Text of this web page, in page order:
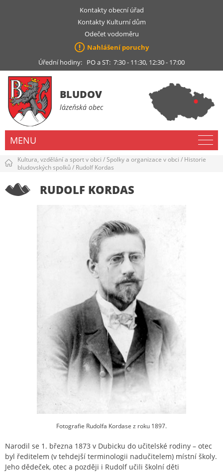
Kontakty obecní úřad
Kontakty Kulturní dům
Odečet vodoměru
Nahlášení poruchy
Úřední hodiny: PO a ST: 7:30 - 11:30, 12:30 - 17:00
BLUDOV
lázeňská obec
MENU
Kultura, vzdělání a sport v obci /Spolky a organizace v obci / Historie
bludovských spolků/ Rudolf Kordas
RUDOLF KORDAS
Fotografie Rudolfa Kordase z roku 1897.
Narodil se 1. března 1873 v Dubicku do učitelské rodiny – otec
byl ředitelem (v tehdejší terminologii nadučitelem) místní školy.
Jeho dědeček, otec a později i Rudolf učili školní děti